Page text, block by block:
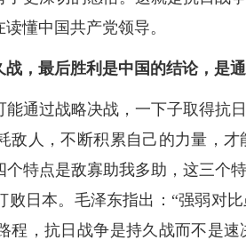
懂中国共产党领导。
战，最后胜利是中国的结论，是
通过战略决战，一下子取得抗
敌人，不断积累自己的力量，
特点是敌寡助我多助，这三个
日本。毛泽东指出：“强弱对
程，抗日战争是持久战而不是